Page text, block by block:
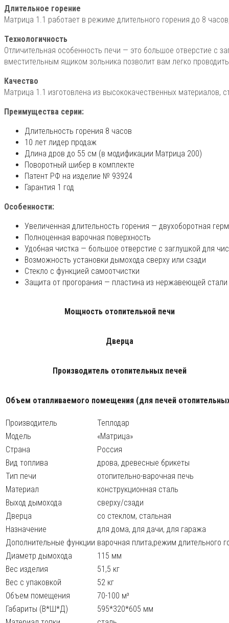
Длительное горение
Матрица 1.1 работает в режиме длительного горения до 8
Технологичность
Отличительная особенность печи — это большое отверстие с
вместительным ящиком зольника позволит вам легко
Качество
Матрица 1.1 изготовлена из высококачественных
Преимущества серии:
Длительность горения 8 часов
10 лет лидер продаж
Длина дров до 55 см (в модификации Матрица 200)
Поворотный шибер в комплекте
Патент РФ на изделие № 93924
Гарантия 1 год
Особенности:
Увеличенная длительность горения — двухоборотная
Полноценная варочная поверхность
Удобная чистка — большое отверстие с заглушкой для
Возможность установки дымохода сверху или сзади
Стекло с функцией самоотчистки
Защита от прогорания — пластина из нержавеющей стали
Мощность отопительной печи
Дверца
Производитель отопительных печей
Объем отапливаемого помещения (для печей
Производитель
Теплодар
Модель
«Матрица»
Страна
Россия
Вид топлива
дрова, древесные брикеты
Тип печи
отопительно-варочная печь
Материал
конструкционная сталь
Выход дымохода
сверху/сзади
Дверца
со стеклом, стальная
Назначение
для дома, для дачи, для гаража
Дополнительные функции варочная плита,режим длительного
Диаметр дымохода
115 мм
Вес изделия
51,5 кг
Вес с упаковкой
52 кг
Объем помещения
70-100 м³
Габариты (В*Ш*Д)
595*320*605 мм